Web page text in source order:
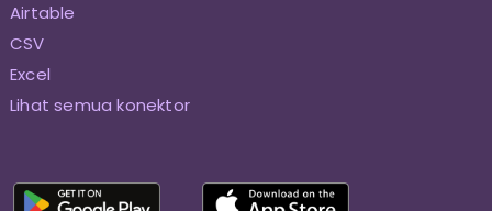
Airtable
CSV
Excel
Lihat semua konektor